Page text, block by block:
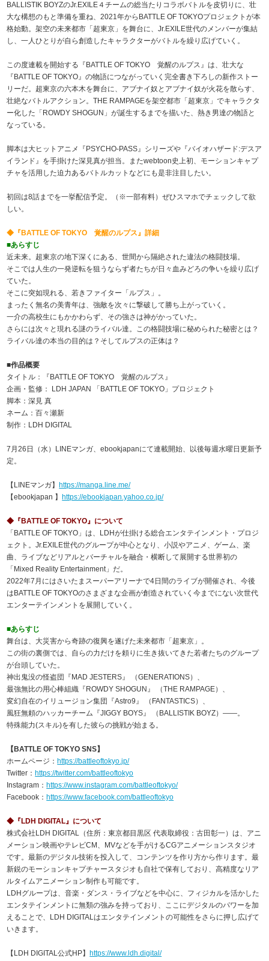
BALLISTIK BOYZのJr.EXILE４チームの総当たりコラボバトルを皮切りに、壮
大な構想のもと準備を重ね、2021年からBATTLE OF TOKYOプロジェクトが本
格始動。架空の未来都市「超東京」を舞台に、Jr.EXILE世代のメンバーが集結
し、一人ひとりが自ら創造したキャラクターがバトルを繰り広げていく。
この度連載を開始する『BATTLE OF TOKYO 覚醒のルプス』は、壮大な
『BATTLE OF TOKYO』の物語につながっていく完全書き下ろしの新作ストー
リーだ。超東京の六本木を舞台に、アブナイ奴とアブナイ奴が火花を散らす、
壮絶なバトルアクション。THE RAMPAGEを架空都市「超東京」でキャラクタ
ー化した「ROWDY SHOGUN」が誕生するまでを描いた、熱き男達の物語と
なっている。
脚本は大ヒットアニメ『PSYCHO-PASS』シリーズや『バイオハザード:デスア
イランド』を手掛けた深見真が担当。またwebtoon史上初、モーションキャプ
チャを活用した迫力あるバトルカットなどにも是非注目したい。
初回は8話までを一挙配信予定。（※一部有料）ぜひスマホでチェックして欲
しい。
◆『BATTLE OF TOKYO 覚醒のルプス』詳細
■あらすじ
近未来。超東京の地下深くにある、世間から隔絶された違法の格闘技場。
そこでは人生の一発逆転を狙うならず者たちが日々血みどろの争いを繰り広げ
ていた。
そこに突如現れる、若きファイター「ルプス」。
まったく無名の美青年は、強敵を次々に撃破して勝ち上がっていく。
一介の高校生にもかかわらず、その強さは神がかっていた。
さらには次々と現れる謎のライバル達。この格闘技場に秘められた秘密とは？
ライバル達の本当の目的は？そしてルプスの正体は？
■作品概要
タイトル：『BATTLE OF TOKYO 覚醒のルプス』
企画・監修： LDH JAPAN 「BATTLE OF TOKYO」プロジェクト
脚本：深見 真
ネーム：百々瀬新
制作：LDH DIGITAL
7月26日（水）LINEマンガ、ebookjapanにて連載開始、以後毎週水曜日更新予
定。
【LINEマンガ】 https://manga.line.me/
【ebookjapan 】 https://ebookjapan.yahoo.co.jp/
◆『BATTLE OF TOKYO』について
「BATTLE OF TOKYO」は、LDHが仕掛ける総合エンタテインメント・プロジ
ェクト。Jr.EXILE世代のグループが中心となり、小説やアニメ、ゲーム、楽
曲、ライブなどリアルとバーチャルを融合・横断して展開する世界初の
「Mixed Reality Entertainment」だ。
2022年7月にはさいたまスーパーアリーナで4日間のライブが開催され、今後
はBATTLE OF TOKYOのさまざまな企画が創造されていく今までにない次世代
エンターテインメントを展開していく。
■あらすじ
舞台は、大災害から奇跡の復興を遂げた未来都市「超東京」。
この街の裏側では、自らの力だけを頼りに生き抜いてきた若者たちのグループ
が台頭していた。
神出鬼没の怪盗団『MAD JESTERS』 （GENERATIONS）、
最強無比の用心棒組織『ROWDY SHOGUN』 （THE RAMPAGE）、
変幻自在のイリュージョン集団『Astro9』 （FANTASTICS）、
風狂無頼のハッカーチーム『JIGGY BOYS』 （BALLISTIK BOYZ）――。
特殊能力(スキル)を有した彼らの挑戦が始まる。
【BATTLE OF TOKYO SNS】
ホームページ： https://battleoftokyo.jp/
Twitter： https://twitter.com/battleoftokyo
Instagram： https://www.instagram.com/battleoftokyo/
Facebook： https://www.facebook.com/battleoftokyo
◆『LDH DIGITAL』について
株式会社LDH DIGITAL（住所：東京都目黒区 代表取締役：古田彰一）は、アニ
メーション映画やテレビCM、MVなどを手がけるCGアニメーションスタジオ
です。最新のデジタル技術を投入して、コンテンツを作り方から作ります。最
新鋭のモーションキャプチャースタジオも自社で保有しており、高精度なリア
ルタイムアニメーション制作も可能です。
LDHグループは、音楽・ダンス・ライブなどを中心に、フィジカルを活かした
エンタテインメントに無類の強みを持っており、ここにデジタルのパワーを加
えることで、LDH DIGITALはエンタテインメントの可能性をさらに押し広げて
いきます。
【LDH DIGITAL公式HP】 https://www.ldh.digital/